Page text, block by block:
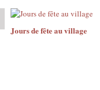
Jours de fête au village